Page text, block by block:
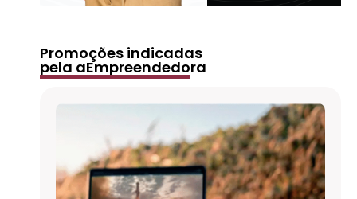
Promoções indicadas
pela aEmpreendedora